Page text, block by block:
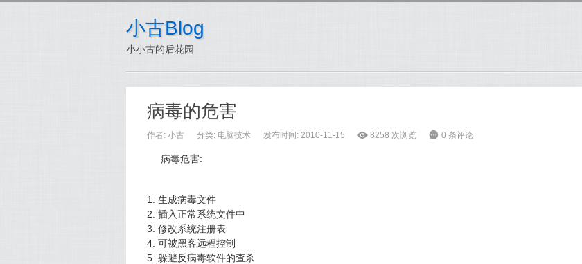
小古Blog
小小古的后花园
病毒的危害
作者: 小古 分类: 电脑技术 发布时间: 2010-11-15 ė 8258 次浏览 6 0 条评论
病毒危害:
1. 生成病毒文件
2. 插入正常系统文件中
3. 修改系统注册表
4. 可被黑客远程控制
5. 躲避反病毒软件的查杀